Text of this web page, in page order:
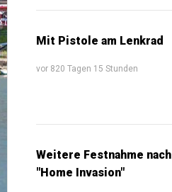
Mit Pistole am Lenkrad
vor 820 Tagen 15 Stunden
Weitere Festnahme nach
"Home Invasion"